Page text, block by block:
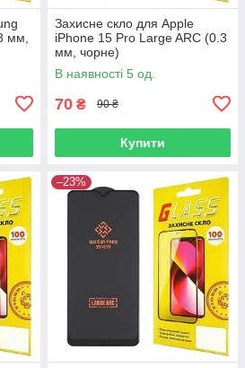
мм,
Захисне скло для Apple
iPhone 15 Pro Large ARC (0.3
мм, чорне)
В наявності 5 од.
70 ₴ 90 ₴
Купити
–23%